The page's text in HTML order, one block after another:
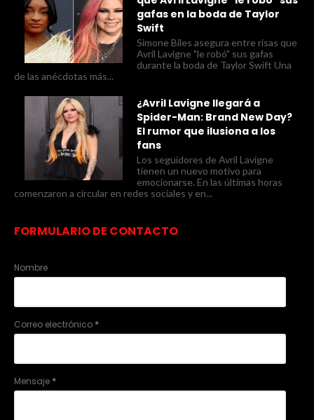
gafas en la boda de Taylor
Swift
Simone Biles asegura entre risas que
Avril Lavigne "le robó" sus gafas
durante la boda de Taylor Swift Una
de las anécdotas más...
¿Avril Lavigne llegará a
Spider-Man: Brand New Day?
El rumor que ilusiona a los
fans
Los seguidores de Avril Lavigne
tienen un nuevo motivo para
emocionarse. En las últimas horas
comenzaron a circular en redes sociales y en...
FORMULARIO DE CONTACTO
Nombre
Correo electrónico *
Mensaje *